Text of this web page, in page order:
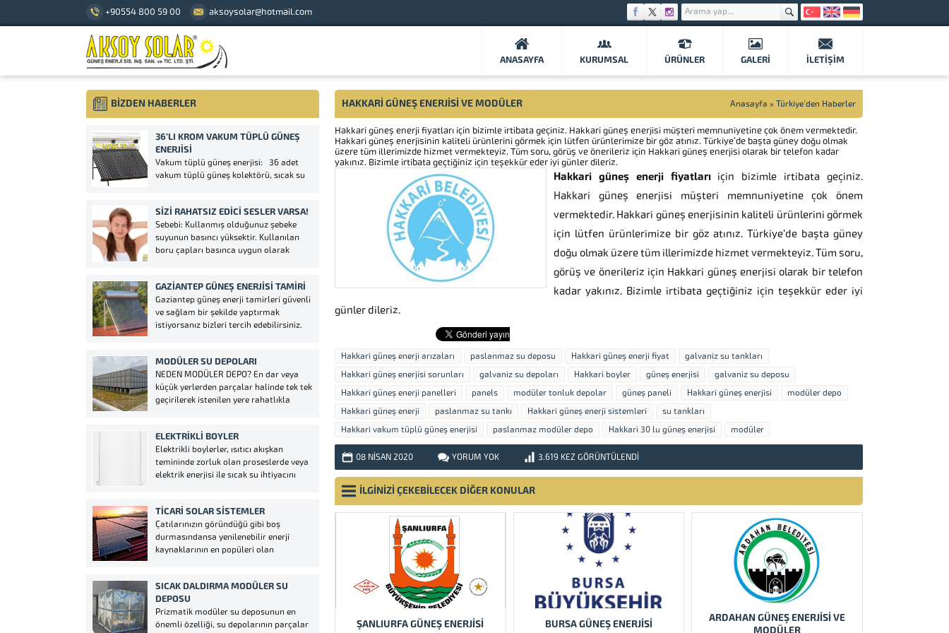
+90554 800 59 00 aksoysolar@hotmail.com
ANASAYFA KURUMSAL ÜRÜNLER GALERI İLETIŞIM
HAKKARİ GÜNEŞ ENERJİSİ VE MODÜLER Anasayfa » Türkiye'den Haberler
Hakkari güneş enerji fiyatları için bizimle irtibata geçiniz. Hakkari güneş enerjisi müşteri memnuniyetine çok önem vermektedir.
Hakkari güneş enerjisinin kaliteli ürünlerini görmek için lütfen ürünlerimize bir göz atınız. Türkiye’de başta güney doğu olmak
üzere tüm illerimizde hizmet vermekteyiz. Tüm soru, görüş ve önerileriz için Hakkari güneş enerjisi olarak bir telefon kadar
yakınız. Bizimle irtibata geçtiğiniz için teşekkür eder iyi günler dileriz.
Hakkari güneş enerji fiyatlarıiçin bizimle irtibata geçiniz.
Hakkari güneş enerjisi müşteri memnuniyetine çok önem
vermektedir. Hakkari güneş enerjisinin kaliteli ürünlerini görmek
için lütfen ürünlerimize bir göz atınız. Türkiye’de başta güney
doğu olmak üzere tüm illerimizde hizmet vermekteyiz. Tüm soru,
görüş ve önerileriz için Hakkari güneş enerjisi olarak bir telefon
kadar yakınız. Bizimle irtibata geçtiğiniz için teşekkür eder iyi
günler dileriz.
Hakkari güneş enerji arızaları paslanmaz su deposu Hakkari güneş enerji fiyat
galvaniz su tankları
Hakkari güneş enerjisi sorunları
galvaniz su depoları Hakkari boyler güneş enerjisi
galvaniz su deposu
Hakkari güneş enerji panelleri
panels modüler tonluk depolar güneş paneli Hakkari güneş enerjisi
modüler depo
Hakkari güneş enerji
paslanmaz su tankı Hakkari güneş enerji sistemleri
su tankları
Hakkari vakum tüplü güneş enerjisi
paslanmaz modüler depo Hakkari 30 lu güneş enerjisi modüler
08 NISAN 2020 YORUM YOK 3.619 KEZ GÖRÜNTÜLENDI
İLGİNİZİ ÇEKEBİLECEK DİĞER KONULAR
ŞANLIURFA GÜNEŞ ENERJISI BURSA GÜNEŞ ENERJISI
ARDAHAN GÜNEŞ ENERJİSİ VE
BİZDEN HABERLER
36’LI KROM VAKUM TÜPLÜ GÜNEŞ
ENERJISI
Vakum tüplü güneş enerjisi: 36 adet
vakum tüplü güneş kolektörü, sıcak su
tüplü enerji teknolojisi bugün piyasada
geleneksel emici adı altında daha iyi
performans sunar. Bu...
SIZI RAHATSIZ EDICI SESLER VARSA!
Sebebi: Kullanmış olduğunuz şebeke
suyunun basıncı yüksektir. Kullanılan
boru çapları basınca uygun olarak
sarsıntı yaparak seslere sebebiyet verir.
Çözüm: Güneş enerjinize çıkan banyoda
veya lavabonuzdaki soğuk su vanasını
biraz kısmanızı öneririz....
GAZIANTEP GÜNEŞ ENERJISI TAMIRI
Gaziantep güneş enerji tamirleri güvenli
ve sağlam bir şekilde yaptırmak
istiyorsanız bizleri tercih edebilirsiniz.
hizmetlerimizi bizleri takip ederek
görebilirsiniz. Gaziantep güneş enerji
arızaları tespit ederek sizlere bilgi
aktarmaktayız eğer fiyatlarımızı kabul
MODÜLER SU DEPOLARI
NEDEN MODÜLER DEPO? En dar veya
küçük yerlerden parçalar halinde tek tek
geçirilerek istenilen yere rahatlıkla
şartlarında üretildiğinden dolayı çok
uzun yıllar bakım gerektirmeden temiz
ve hijyenik bir şekilde kullanılabilir. Uzun
ömürlü...
ELEKTRIKLI BOYLER
Elektrikli boylerler, ısıtıcı akışkan
temininde zorluk olan proseslerde veya
elektrik enerjisi ile sıcak su ihtiyacını
su üretimini sağlar. Ürün üzerine ihtiyaç
doğrultusunda farklı kapasitelerde
paslanmaz çelik borulu elektrikli
rezistanslar kullanılabilir....
TİCARİ SOLAR SİSTEMLER
Çatılarınızın göründüğü gibi boş
durmasındansa yenilenebilir enerji
kaynaklarının en popüleri olan
enerji ihtiyacınızı karşılayabilirsiniz. Her
ay elektrik faturası öder gibi veya daha
düşük bir ödeme planı ile sistemin
taksitlerini ödeyerek anında tasarruf...
SICAK DALDIRMA MODÜLER SU
DEPOSU
Prizmatik modüler su deposunun en
önemli özelliği, su depolarının parçalar